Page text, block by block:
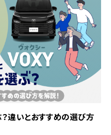
？違いとおすすめの選び方